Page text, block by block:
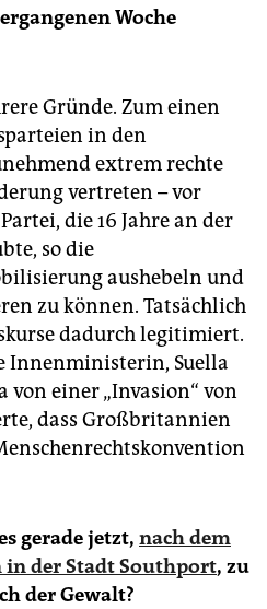
Woche
Gründe. Zum einen
in den
extrem rechte
vertreten – vor
die 16 Jahre an der
so die
aushebeln und
zu können. Tatsächlich
dadurch legitimiert.
Innenministerin, Suella
von einer „Invasion“ von
dass Großbritannien
gerade jetzt, nach dem
in der Stadt Southport, zu
der Gewalt?